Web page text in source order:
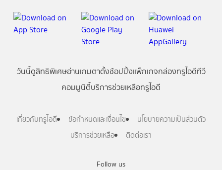
Follow us
วันนี้ดูสิทธิพิเศษอ่านเกมตาตั้งช้อปปิ้งแพ็กเกจกล่องทรูไอดีทีวี
คอมมูนิตี้บริการช่วยเหลือทรูไอดี
เกี่ยวกับทรูไอดี ข้อกำหนดและเงื่อนไข
นโยบายความเป็นส่วนตัว
บริการช่วยเหลือ
ติดต่อเรา